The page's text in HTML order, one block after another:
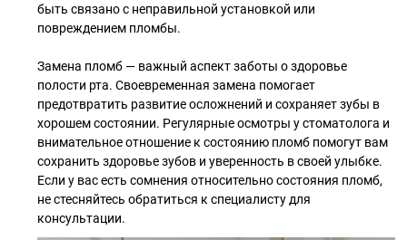
быть связано с неправильной установкой или
повреждением пломбы.
Замена пломб — важный аспект заботы о здоровье
полости рта. Своевременная замена помогает
предотвратить развитие осложнений и сохраняет зубы в
хорошем состоянии. Регулярные осмотры у стоматолога и
внимательное отношение к состоянию пломб помогут вам
сохранить здоровье зубов и уверенность в своей улыбке.
Если у вас есть сомнения относительно состояния пломб,
не стесняйтесь обратиться к специалисту для
консультации.